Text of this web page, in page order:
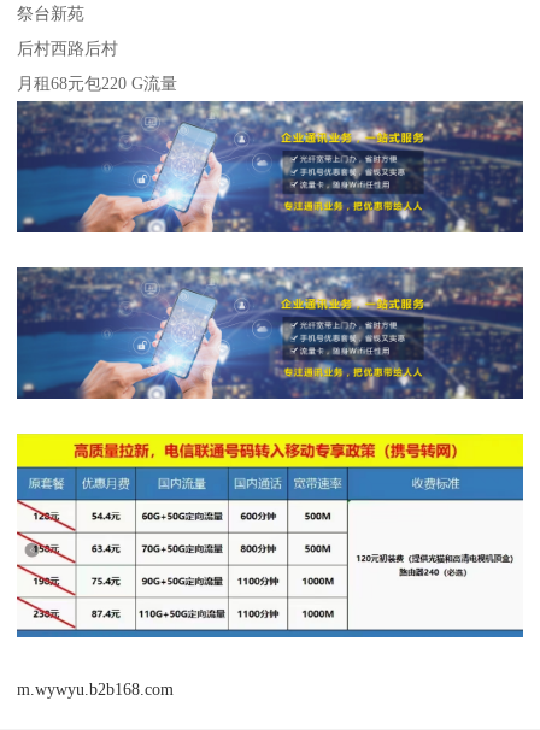
祭台新苑
后村西路后村
月租68元包220 G流量
m.wywyu.b2b168.com